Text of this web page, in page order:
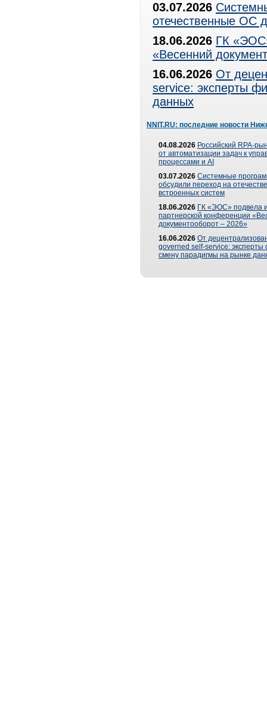
03.07.2026
отечественные ОС
18.06.2026 ГК
«Весенний
16.06.2026 От
service: эксперты
данных
NNIT.RU: последние новости
04.08.2026 Российский RPA-
от автоматизации задач к
процессами и AI
03.07.2026 Системные
обсудили переход на
встроенных систем
18.06.2026 ГК «ЭОС» подвела
партнерской конференции
документооборот – 2026»
16.06.2026 От
governed self-service: эксперты
смену парадигмы на рынке